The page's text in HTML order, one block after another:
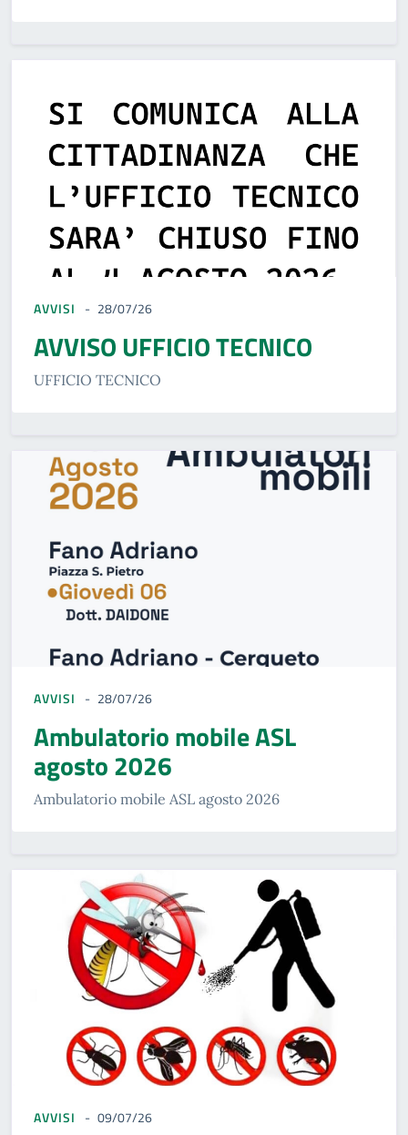
AVVISI 28/07/26
AVVISO UFFICIO TECNICO
UFFICIO TECNICO
AVVISI 28/07/26
Ambulatorio mobile ASL
agosto 2026
Ambulatorio mobile ASL agosto 2026
AVVISI 09/07/26